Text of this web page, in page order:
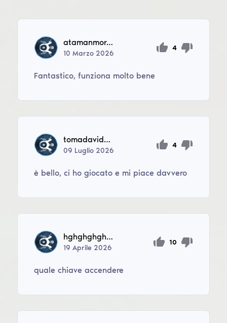
atamanmoroz
10Marzo 2026
4
Fantastico, funziona molto bene
tomadavide22
09 Luglio 2026
4
è bello, ci ho giocato e mi piace davvero
hghghghgh110
19Aprile 2026
10
quale chiave accendere